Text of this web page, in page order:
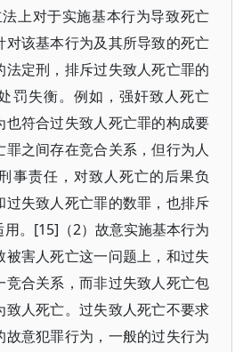
上对于实施基本行为导致死亡
对该基本行为及其所导致的死亡
法定刑，排斥过失致人死亡罪的
罚失衡。例如，强奸致人死亡
也符合过失致人死亡罪的构成要
之间存在竞合关系，但行为人
事责任，对致人死亡的后果负
过失致人死亡罪的数罪，也排斥
。[15]（2）故意实施基本行为
害人死亡这一问题上，和过失
竞合关系，而非过失致人死亡包
致人死亡。过失致人死亡不要求
意犯罪行为，一般的过失行为